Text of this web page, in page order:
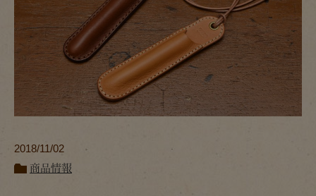
2018/11/02
商品情報